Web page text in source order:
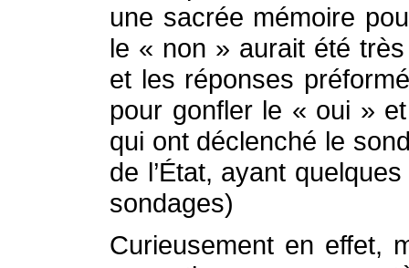
une sacrée mémoire
le « non » aurait été
et les réponses
pour gonfler le « oui »
qui ont déclenché le
de l’État, ayant
sondages)
Curieusement en effet,